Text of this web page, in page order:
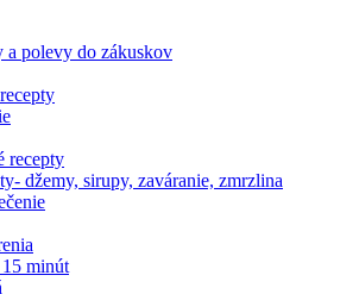
a polevy do zákuskov
recepty
džemy, sirupy, zaváranie, zmrzlina
minút